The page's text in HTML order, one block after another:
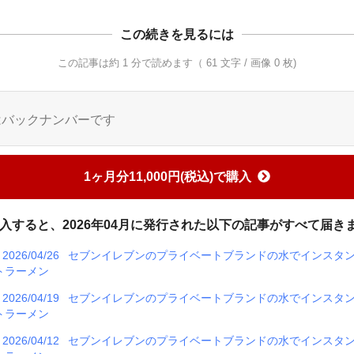
この続きを見るには
この記事は約 1 分で読めます（ 61 文字 / 画像 0 枚)
ックナンバーです
1ヶ月分11,000円(税込)で購入
すると、2026年04月に発行された以下の記事がすべて届き
2026/04/26
セブンイレブンのプライベートブランドの水でインスタン
ラーメン
2026/04/19
セブンイレブンのプライベートブランドの水でインスタン
ラーメン
2026/04/12
セブンイレブンのプライベートブランドの水でインスタン